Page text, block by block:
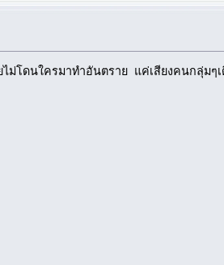
โดนใครมาทำอันตราย แค่เสียงคนกลุ่มๆเ